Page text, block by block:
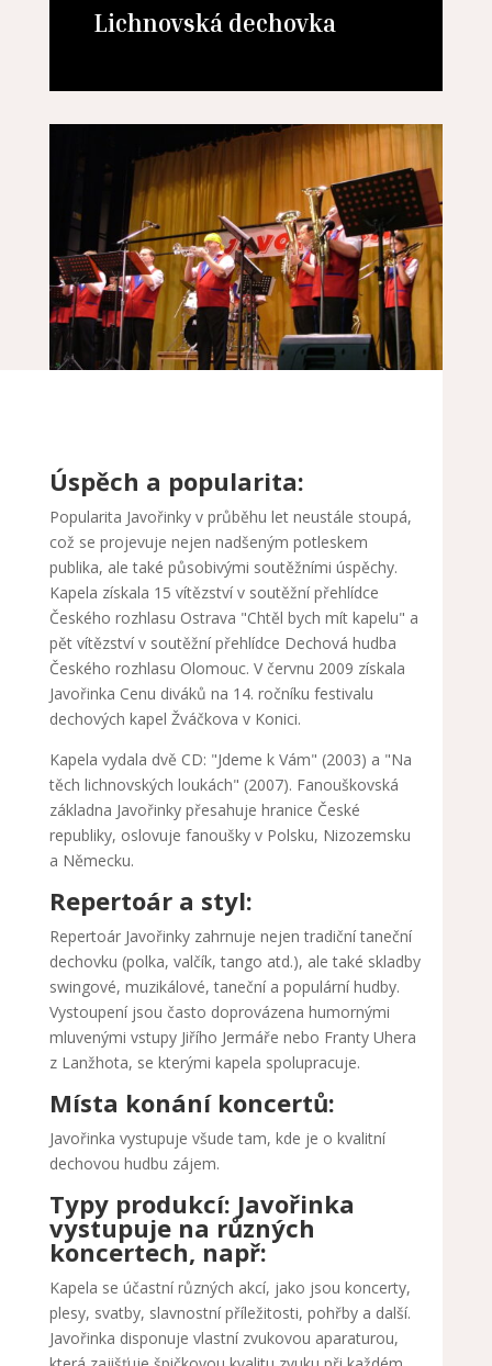
Lichnovská dechovka
Úspěch a popularita:
Popularita Javořinky v průběhu let neustále stoupá,
což se projevuje nejen nadšeným potleskem
publika, ale také působivými soutěžními úspěchy.
Kapela získala 15 vítězství v soutěžní přehlídce
Českého rozhlasu Ostrava "Chtěl bych mít kapelu" a
pět vítězství v soutěžní přehlídce Dechová hudba
Českého rozhlasu Olomouc. V červnu 2009 získala
Javořinka Cenu diváků na 14. ročníku festivalu
dechových kapel Žváčkova v Konici.
Kapela vydala dvě CD: "Jdeme k Vám" (2003) a "Na
těch lichnovských loukách" (2007). Fanouškovská
základna Javořinky přesahuje hranice České
republiky, oslovuje fanoušky v Polsku, Nizozemsku
a Německu.
Repertoár a styl:
Repertoár Javořinky zahrnuje nejen tradiční taneční
dechovku (polka, valčík, tango atd.), ale také skladby
swingové, muzikálové, taneční a populární hudby.
Vystoupení jsou často doprovázena humornými
mluvenými vstupy Jiřího Jermáře nebo Franty Uhera
z Lanžhota, se kterými kapela spolupracuje.
Místa konání koncertů:
Javořinka vystupuje všude tam, kde je o kvalitní
dechovou hudbu zájem.
Typy produkcí: Javořinka
vystupuje na různých
koncertech, např:
Kapela se účastní různých akcí, jako jsou koncerty,
plesy, svatby, slavnostní příležitosti, pohřby a další.
Javořinka disponuje vlastní zvukovou aparaturou,